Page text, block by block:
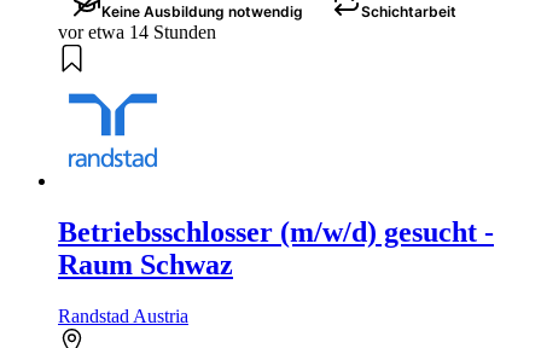
Keine Ausbildung notwendig Schichtarbeit
vor etwa 14 Stunden
Betriebsschlosser (m/w/d) gesucht -
Raum Schwaz
Randstad Austria